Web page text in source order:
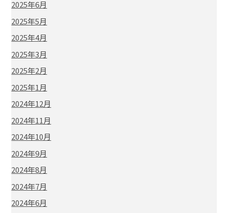
2025年6月
2025年5月
2025年4月
2025年3月
2025年2月
2025年1月
2024年12月
2024年11月
2024年10月
2024年9月
2024年8月
2024年7月
2024年6月